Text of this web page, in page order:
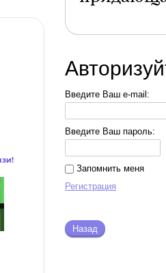
Введите Ваш e-mail:
Введите Ваш пароль:
Запомнить меня
Регистрация
Назад